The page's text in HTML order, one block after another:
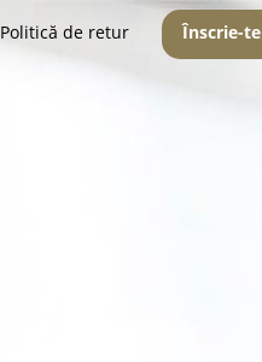
Politică de retur Înscrie-te